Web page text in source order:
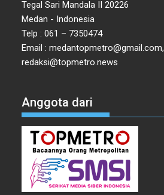
Tegal Sari Mandala II 20226
Medan - Indonesia
Telp : 061 – 7350474
Email : medantopmetro@gmail.com,
redaksi@topmetro.news
Anggota dari